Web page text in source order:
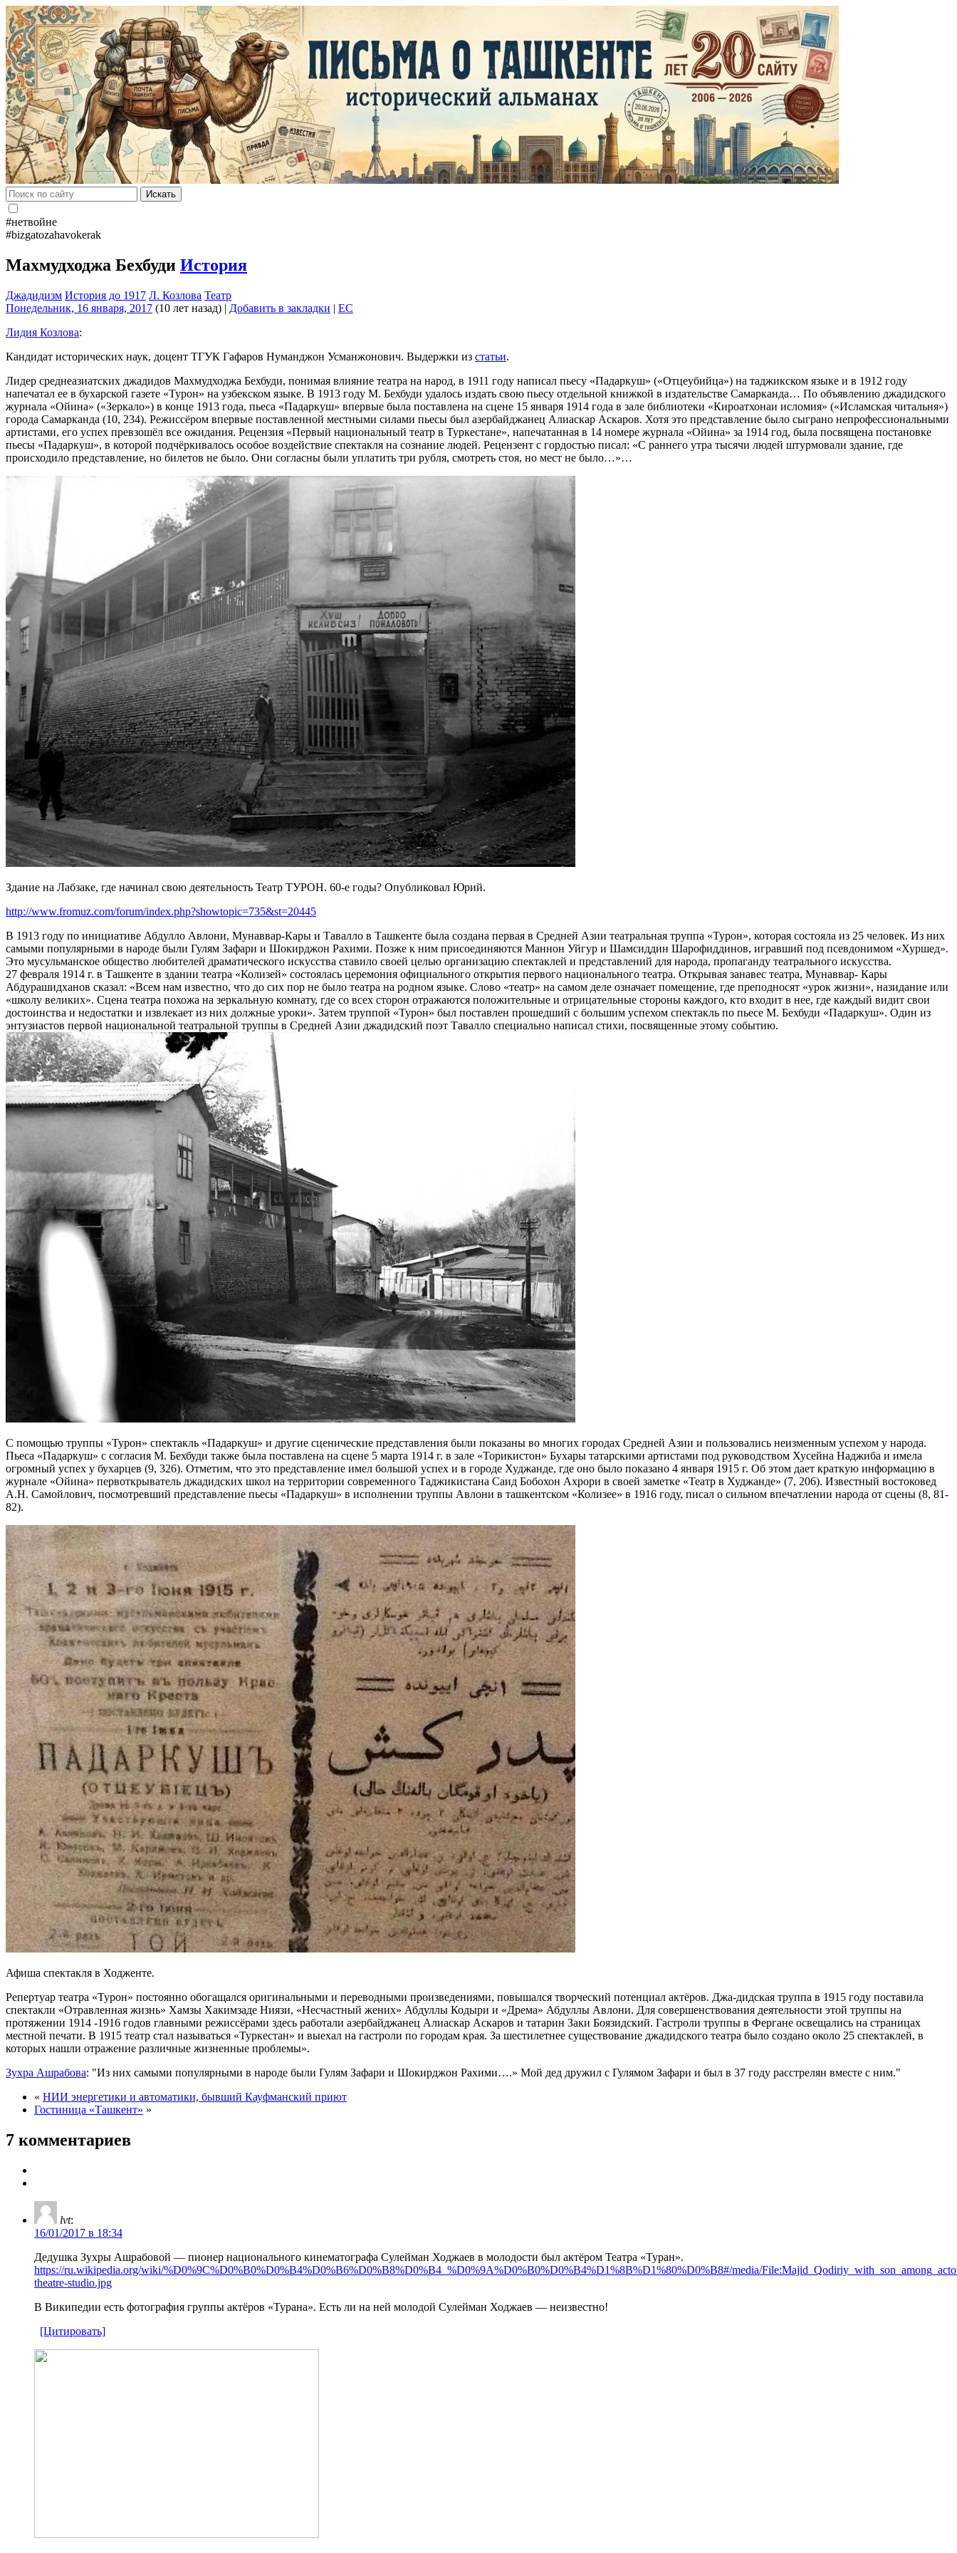
Искать
#нетвойне
#bizgatozahavokerak
Махмудходжа Бехбуди История
Джадидизм История до 1917 Л. Козлова Театр
Понедельник, 16 января, 2017 (10 лет назад) | Добавить в закладки | EC
Лидия Козлова:
Кандидат исторических наук, доцент ТГУК Гафаров Нуманджон Усманжонович. Выдержки из статьи.
Лидер среднеазиатских джадидов Махмудходжа Бехбуди, понимая влияние театра на народ, в 1911 году написал пьесу «Падаркуш» («Отцеубийца») на таджикском языке и в 1912 году
напечатал ее в бухарской газете «Турон» на узбекском языке. В 1913 году М. Бехбуди удалось издать свою пьесу отдельной книжкой в издательстве Самарканда… По объявлению джадидского
журнала «Ойина» («Зеркало») в конце 1913 года, пьеса «Падаркуш» впервые была поставлена на сцене 15 января 1914 года в зале библиотеки «Кироатхонаи исломия» («Исламская читальня»)
города Самарканда (10, 234). Режиссёром впервые поставленной местными силами пьесы был азербайджанец Алиаскар Аскаров. Хотя это представление было сыграно непрофессиональными
артистами, его успех превзошёл все ожидания. Рецензия «Первый национальный театр в Туркестане», напечатанная в 14 номере журнала «Ойина» за 1914 год, была посвящена постановке
пьесы «Падаркуш», в которой подчёркивалось особое воздействие спектакля на сознание людей. Рецензент с гордостью писал: «С раннего утра тысячи людей штурмовали здание, где
происходило представление, но билетов не было. Они согласны были уплатить три рубля, смотреть стоя, но мест не было…»…
Здание на Лабзаке, где начинал свою деятельность Театр ТУРОН. 60-е годы? Опубликовал Юрий.
http://www.fromuz.com/forum/index.php?showtopic=735&st=20445
В 1913 году по инициативе Абдулло Авлони, Мунаввар-Кары и Тавалло в Ташкенте была создана первая в Средней Азии театральная труппа «Турон», которая состояла из 25 человек. Из них
самыми популярными в народе были Гулям Зафари и Шокирджон Рахими. Позже к ним присоединяются Маннон Уйгур и Шамсиддин Шарофиддинов, игравший под псевдонимом «Хуршед».
Это мусульманское общество любителей драматического искусства ставило своей целью организацию спектаклей и представлений для народа, пропаганду театрального искусства.
27 февраля 1914 г. в Ташкенте в здании театра «Колизей» состоялась церемония официального открытия первого национального театра. Открывая занавес театра, Мунаввар- Кары
Абдурашидханов сказал: «Всем нам известно, что до сих пор не было театра на родном языке. Слово «театр» на самом деле означает помещение, где преподносят «урок жизни», назидание или
«школу великих». Сцена театра похожа на зеркальную комнату, где со всех сторон отражаются положительные и отрицательные стороны каждого, кто входит в нее, где каждый видит свои
достоинства и недостатки и извлекает из них должные уроки». Затем труппой «Турон» был поставлен прошедший с большим успехом спектакль по пьесе М. Бехбуди «Падаркуш». Один из
энтузиастов первой национальной театральной труппы в Средней Азии джадидский поэт Тавалло специально написал стихи, посвященные этому событию.
С помощью труппы «Турон» спектакль «Падаркуш» и другие сценические представления были показаны во многих городах Средней Азии и пользовались неизменным успехом у народа.
Пьеса «Падаркуш» с согласия М. Бехбуди также была поставлена на сцене 5 марта 1914 г. в зале «Торикистон» Бухары татарскими артистами под руководством Хусейна Наджиба и имела
огромный успех у бухарцев (9, 326). Отметим, что это представление имел большой успех и в городе Худжанде, где оно было показано 4 января 1915 г. Об этом дает краткую информацию в
журнале «Ойина» первоткрыватель джадидских школ на территории современного Таджикистана Саид Бобохон Ахрори в своей заметке «Театр в Худжанде» (7, 206). Известный востоковед
А.Н. Самойлович, посмотревший представление пьесы «Падаркуш» в исполнении труппы Авлони в ташкентском «Колизее» в 1916 году, писал о сильном впечатлении народа от сцены (8, 81-
82).
Афиша спектакля в Ходженте.
Репертуар театра «Турон» постоянно обогащался оригинальными и переводными произведениями, повышался творческий потенциал актёров. Джа-дидская труппа в 1915 году поставила
спектакли «Отравленная жизнь» Хамзы Хакимзаде Ниязи, «Несчастный жених» Абдуллы Кодыри и «Дрема» Абдуллы Авлони. Для совершенствования деятельности этой труппы на
протяжении 1914 -1916 годов главными режиссёрами здесь работали азербайджанец Алиаскар Аскаров и татарин Заки Боязидский. Гастроли труппы в Фергане освещались на страницах
местной печати. В 1915 театр стал называться «Туркестан» и выехал на гастроли по городам края. За шестилетнее существование джадидского театра было создано около 25 спектаклей, в
которых нашли отражение различные жизненные проблемы».
Зухра Ашрабова:
Из них самыми популярными в народе были Гулям Зафари и Шокирджон Рахими….» Мой дед дружил с Гулямом Зафари и был в 37 году расстрелян вместе с ним.
« НИИ энергетики и автоматики, бывший Кауфманский приют
Гостиница «Ташкент» »
7 комментариев
lvt:
16/01/2017 в 18:34
Дедушка Зухры Ашрабовой — пионер национального кинематографа Сулейман Ходжаев в молодости был актёром Театра «Туран».
https://ru.wikipedia.org/wiki/%D0%9C%D0%B0%D0%B4%D0%B6%D0%B8%D0%B4_%D0%9A%D0%B0%D0%B4%D1%8B%D1%80%D0%B8#/media/
theatre-studio.jpg
В Википедии есть фотография группы актёров «Турана». Есть ли на ней молодой Сулейман Ходжаев — неизвестно!
[Цитировать]